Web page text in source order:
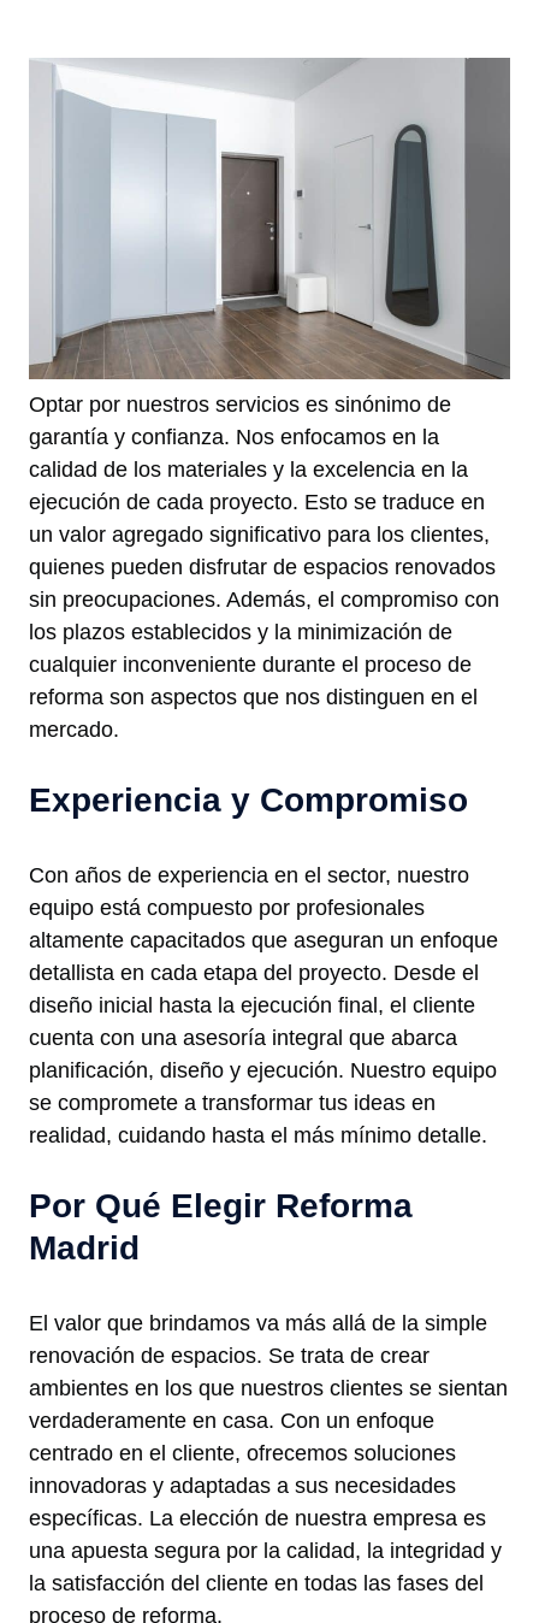
Optar por nuestros servicios es sinónimo de
garantía y confianza. Nos enfocamos en la
calidad de los materiales y la excelencia en la
ejecución de cada proyecto. Esto se traduce en
un valor agregado significativo para los clientes,
quienes pueden disfrutar de espacios renovados
sin preocupaciones. Además, el compromiso con
los plazos establecidos y la minimización de
cualquier inconveniente durante el proceso de
reforma son aspectos que nos distinguen en el
mercado.
Experiencia y Compromiso
Con años de experiencia en el sector, nuestro
equipo está compuesto por profesionales
altamente capacitados que aseguran un enfoque
detallista en cada etapa del proyecto. Desde el
diseño inicial hasta la ejecución final, el cliente
cuenta con una asesoría integral que abarca
planificación, diseño y ejecución. Nuestro equipo
se compromete a transformar tus ideas en
realidad, cuidando hasta el más mínimo detalle.
Por Qué Elegir Reforma
Madrid
El valor que brindamos va más allá de la simple
renovación de espacios. Se trata de crear
ambientes en los que nuestros clientes se sientan
verdaderamente en casa. Con un enfoque
centrado en el cliente, ofrecemos soluciones
innovadoras y adaptadas a sus necesidades
específicas. La elección de nuestra empresa es
una apuesta segura por la calidad, la integridad y
la satisfacción del cliente en todas las fases del
proceso de reforma.